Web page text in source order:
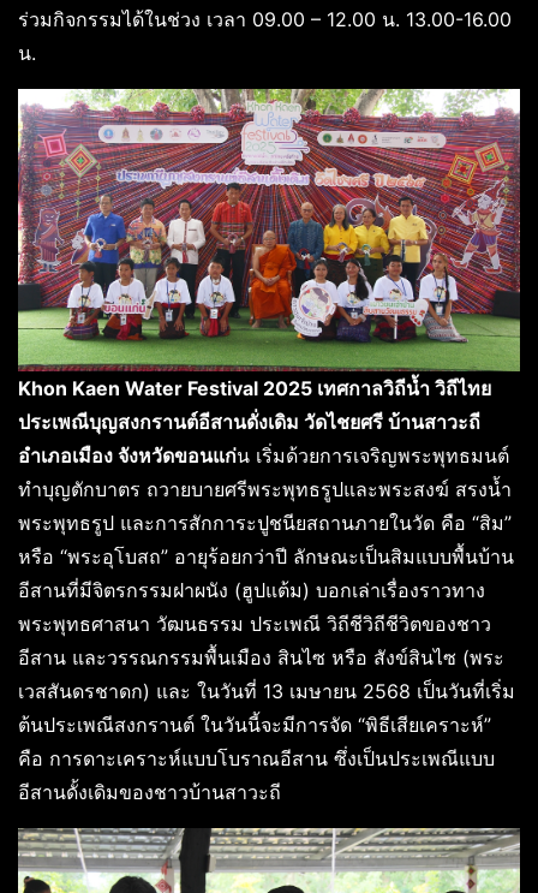
ร่วมกิจกรรมได้ในช่วง เวลา 09.00 – 12.00 น. 13.00-16.00
น.
Khon Kaen Water Festival 2025 เทศกาลวิถีน้ำ วิถีไทย
ประเพณีบุญสงกรานต์อีสานดั่งเดิม วัดไชยศรี บ้านสาวะถี
อำเภอเมือง จังหวัดขอนแก่น เริ่มด้วยการเจริญพระพุทธมนต์
ทำบุญตักบาตร ถวายบายศรีพระพุทธรูปและพระสงฆ์ สรงน้ำ
พระพุทธรูป และการสักการะปูชนียสถานภายในวัด คือ “สิม”
หรือ “พระอุโบสถ” อายุร้อยกว่าปี ลักษณะเป็นสิมแบบพื้นบ้าน
อีสานที่มีจิตรกรรมฝาผนัง (ฮูปแต้ม) บอกเล่าเรื่องราวทาง
พระพุทธศาสนา วัฒนธรรม ประเพณี วิถีชีวิถีชีวิตของชาว
อีสาน และวรรณกรรมพื้นเมือง สินไซ หรือ สังข์สินไซ (พระ
เวสสันดรชาดก) และ ในวันที่ 13 เมษายน 2568 เป็นวันที่เริ่ม
ต้นประเพณีสงกรานต์ ในวันนี้จะมีการจัด “พิธีเสียเคราะห์”
คือ การดาะเคราะห์แบบโบราณอีสาน ซึ่งเป็นประเพณีแบบ
อีสานดั้งเดิมของชาวบ้านสาวะถี